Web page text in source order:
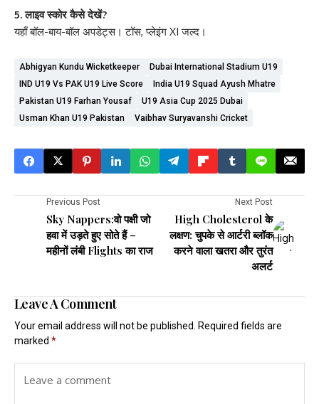
5. लाइव स्कोर कैसे देखें?
यहाँ बॉल-बाय-बॉल अपडेट्स। टॉस, प्लेइंग XI जल्द।
Abhigyan Kundu Wicketkeeper
Dubai International Stadium U19
IND U19 Vs PAK U19 Live Score
India U19 Squad Ayush Mhatre
Pakistan U19 Farhan Yousaf
U19 Asia Cup 2025 Dubai
Usman Khan U19 Pakistan
Vaibhav Suryavanshi Cricket
Previous Post
Sky Nappers:वो पक्षी जो
हवा में उड़ते हुए सोते हैं –
महीनों लंबी Flights का राज
Next Post
High Cholesterol के
लक्षण: चुपके से आर्टरी ब्लॉक
करने वाला खतरा और तुरंत
अलर्ट
Leave A Comment
Your email address will not be published. Required fields are
marked *